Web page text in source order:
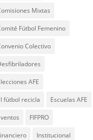
Mixtas
Fútbol Femenino
Colectivo
AFE
fútbol recicla Escuelas AFE
FIFPRO
Institucional